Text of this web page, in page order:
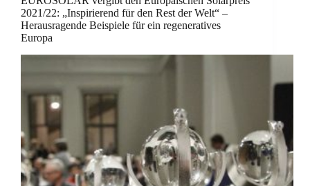
2021/22: „Inspirierend für den Rest der Welt“ –
Herausragende Beispiele für ein regeneratives
Europa